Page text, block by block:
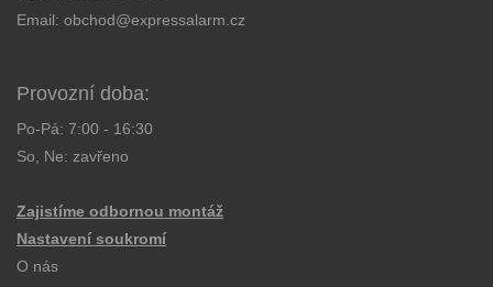
Email: obchod@expressalarm.cz
Provozní doba:
Po-Pá: 7:00 - 16:30
So, Ne: zavřeno
Zajistíme odbornou montáž
Nastavení soukromí
O nás